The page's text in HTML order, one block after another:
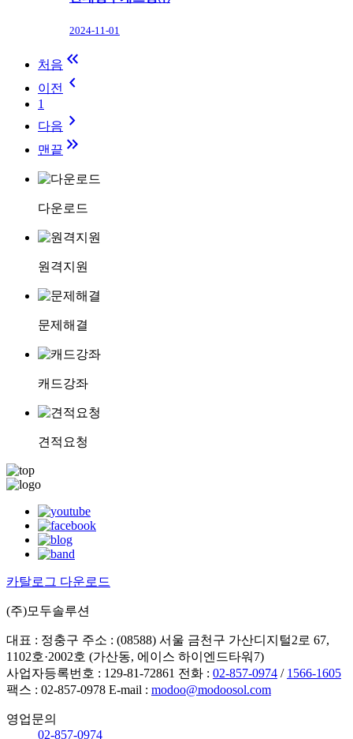
2024-11-01
처음 keyboard_double_arrow_left
이전 keyboard_arrow_left
1
다음 keyboard_arrow_right
맨끝 keyboard_double_arrow_right
다운로드
원격지원
문제해결
캐드강좌
견적요청
카탈로그 다운로드
(주)모두솔루션
대표 : 정충구 주소 : (08588) 서울 금천구 가산디지털2로 67,
1102호·2002호 (가산동, 에이스 하이엔드타워7)
사업자등록번호 : 129-81-72861 전화 : 02-857-0974 / 1566-1605
팩스 : 02-857-0978 E-mail : modoo@modoosol.com
영업문의
02-857-0974